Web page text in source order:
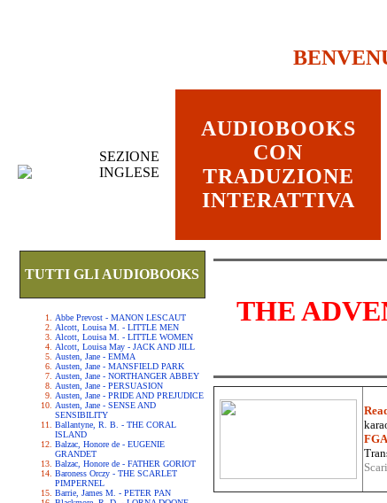
SEZIONE
INGLESE
AUDIOBOOKS
CON
TRADUZIONE
INTERATTIVA
TUTTI GLI AUDIOBOOKS
Abbe Prevost - MANON LESCAUT
Alcott, Louisa M. - LITTLE MEN
Alcott, Louisa M. - LITTLE WOMEN
Alcott, Louisa May - JACK AND JILL
Austen, Jane - EMMA
Austen, Jane - MANSFIELD PARK
Austen, Jane - NORTHANGER ABBEY
Austen, Jane - PERSUASION
Austen, Jane - PRIDE AND PREJUDICE
Austen, Jane - SENSE AND
SENSIBILITY
Ballantyne, R. B. - THE CORAL
ISLAND
Balzac, Honore de - EUGENIE
GRANDET
Balzac, Honore de - FATHER GORIOT
Baroness Orczy - THE SCARLET
PIMPERNEL
Barrie, James M. - PETER PAN
THE